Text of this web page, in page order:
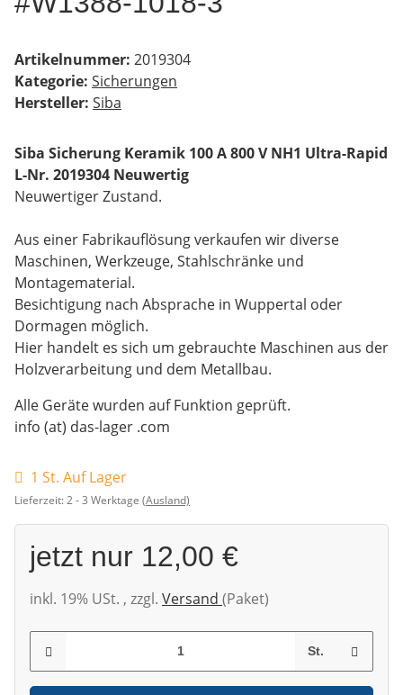
Artikelnummer: 2019304
Kategorie: Sicherungen
Hersteller: Siba
Siba Sicherung Keramik 100 A 800 V NH1 Ultra-Rapid
L-Nr. 2019304 Neuwertig
Neuwertiger Zustand.
Aus einer Fabrikauflösung verkaufen wir diverse
Maschinen, Werkzeuge, Stahlschränke und
Montagematerial.
Besichtigung nach Absprache in Wuppertal oder
Dormagen möglich.
Hier handelt es sich um gebrauchte Maschinen aus der
Holzverarbeitung und dem Metallbau.
Alle Geräte wurden auf Funktion geprüft.
info (at) das-lager .com
1 St. Auf Lager
Lieferzeit:2 - 3 Werktage (Ausland)
jetzt nur 12,00 €
inkl. 19% USt. , zzgl. Versand (Paket)
St.